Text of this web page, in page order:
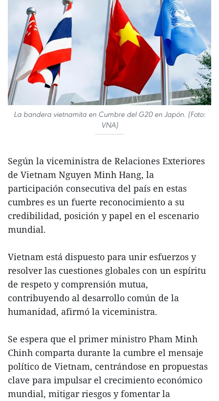
La bandera vietnamita en Cumbre del G20 en Japón. (Foto:
VNA)
Según la viceministra de Relaciones Exteriores
de Vietnam Nguyen Minh Hang, la
participación consecutiva del país en estas
cumbres es un fuerte reconocimiento a su
credibilidad, posición y papel en el escenario
mundial.
Vietnam está dispuesto para unir esfuerzos y
resolver las cuestiones globales con un espíritu
de respeto y comprensión mutua,
contribuyendo al desarrollo común de la
humanidad, afirmó la viceministra.
Se espera que el primer ministro Pham Minh
Chinh comparta durante la cumbre el mensaje
político de Vietnam, centrándose en propuestas
clave para impulsar el crecimiento económico
mundial, mitigar riesgos y fomentar la